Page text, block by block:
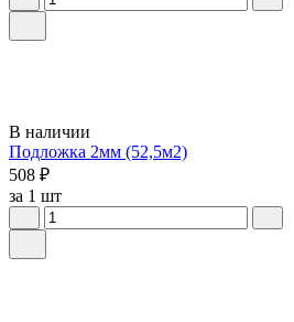
В наличии
Подложка 2мм (52,5м2)
508 ₽
за 1 шт